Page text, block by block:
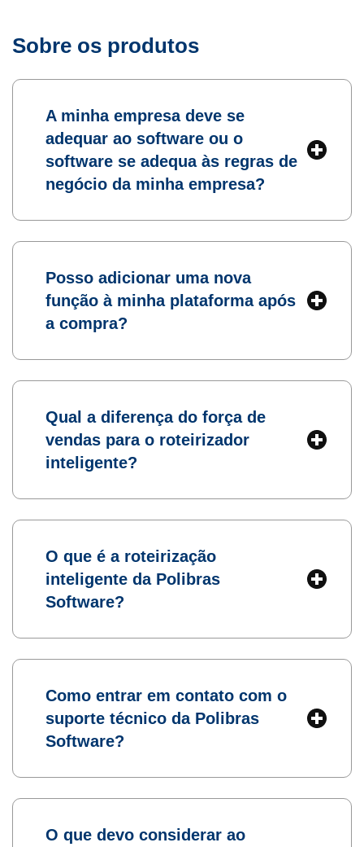
Sobre os produtos
A minha empresa deve se
adequar ao software ou o
software se adequa às regras de
negócio da minha empresa?
Posso adicionar uma nova
função à minha plataforma após
a compra?
Qual a diferença do força de
vendas para o roteirizador
inteligente?
O que é a roteirização
inteligente da Polibras
Software?
Como entrar em contato com o
suporte técnico da Polibras
Software?
O que devo considerar ao